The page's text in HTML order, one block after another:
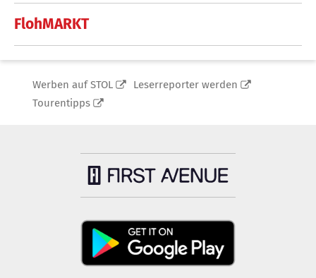
FlohMARKT
Werben auf STOL
Leserreporter werden
Tourentipps